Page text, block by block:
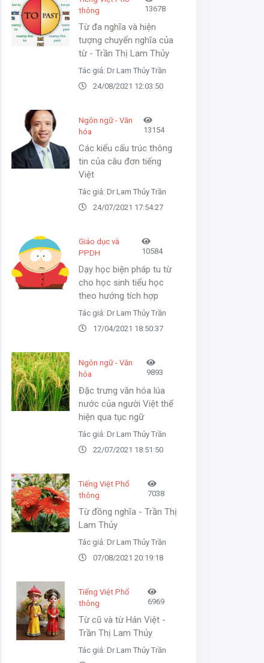
thông
13678
Từ đa nghĩa và hiện
tượng chuyển nghĩa của
từ - Trần Thị Lam Thủy
Tác giả: Dr Lam Thủy Trần
24/08/2021 12:03:50
Ngôn ngữ - Văn
hóa
13154
Các kiểu cấu trúc thông
tin của câu đơn tiếng
Việt
Tác giả: Dr Lam Thủy Trần
24/07/2021 17:54:27
Giáo dục và
PPDH
10584
Dạy học biện pháp tu từ
cho học sinh tiểu học
theo hướng tích hợp
Tác giả: Dr Lam Thủy Trần
17/04/2021 18:50:37
Ngôn ngữ - Văn
hóa
9893
Đặc trưng văn hóa lúa
nước của người Việt thể
hiện qua tục ngữ
Tác giả: Dr Lam Thủy Trần
22/07/2021 18:51:50
Tiếng Việt Phổ
thông
7038
Từ đồng nghĩa - Trần Thị
Lam Thủy
Tác giả: Dr Lam Thủy Trần
07/08/2021 20:19:18
Tiếng Việt Phổ
thông
6969
Từ cũ và từ Hán Việt -
Trần Thị Lam Thủy
Tác giả: Dr Lam Thủy Trần